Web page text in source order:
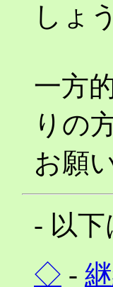
しょ
一方
りの
お願
- 以
◇ -